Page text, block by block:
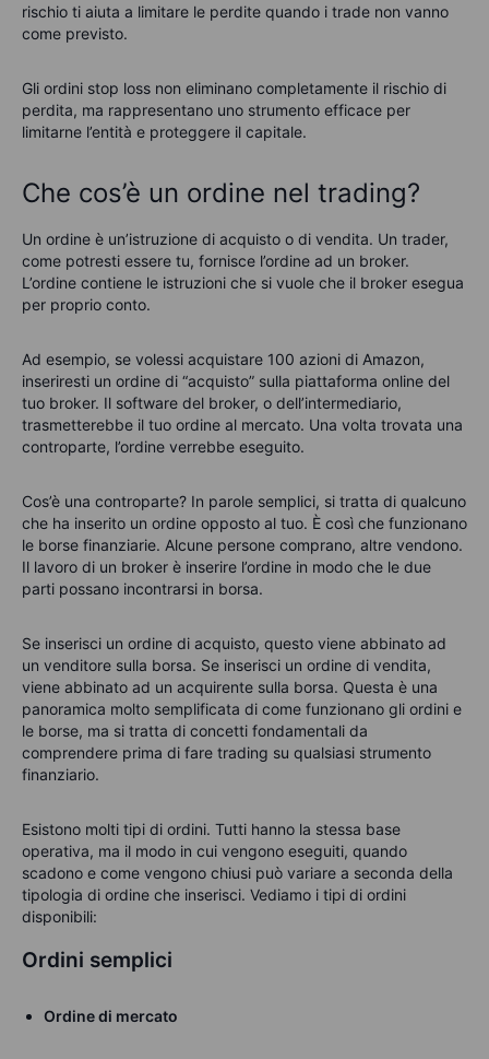
rischio ti aiuta a limitare le perdite quando i trade non vanno
come previsto.
Gli ordini stop loss non eliminano completamente il rischio di
perdita, ma rappresentano uno strumento efficace per
limitarne l’entità e proteggere il capitale.
Che cos’è un ordine nel trading?
Un ordine è un’istruzione di acquisto o di vendita. Un trader,
come potresti essere tu, fornisce l’ordine ad un broker.
L’ordine contiene le istruzioni che si vuole che il broker esegua
per proprio conto.
Ad esempio, se volessi acquistare 100 azioni di Amazon,
inseriresti un ordine di “acquisto” sulla piattaforma online del
tuo broker. Il software del broker, o dell’intermediario,
trasmetterebbe il tuo ordine al mercato. Una volta trovata una
controparte, l’ordine verrebbe eseguito.
Cos’è una controparte? In parole semplici, si tratta di qualcuno
che ha inserito un ordine opposto al tuo. È così che funzionano
le borse finanziarie. Alcune persone comprano, altre vendono.
Il lavoro di un broker è inserire l’ordine in modo che le due
parti possano incontrarsi in borsa.
Se inserisci un ordine di acquisto, questo viene abbinato ad
un venditore sulla borsa. Se inserisci un ordine di vendita,
viene abbinato ad un acquirente sulla borsa. Questa è una
panoramica molto semplificata di come funzionano gli ordini e
le borse, ma si tratta di concetti fondamentali da
comprendere prima di fare trading su qualsiasi strumento
finanziario.
Esistono molti tipi di ordini. Tutti hanno la stessa base
operativa, ma il modo in cui vengono eseguiti, quando
scadono e come vengono chiusi può variare a seconda della
tipologia di ordine che inserisci. Vediamo i tipi di ordini
disponibili:
Ordini semplici
Ordine di mercato